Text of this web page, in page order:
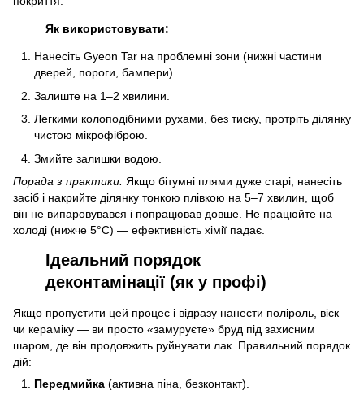
Як використовувати:
Нанесіть Gyeon Tar на проблемні зони (нижні частини
дверей, пороги, бампери).
Залиште на 1–2 хвилини.
Легкими колоподібними рухами, без тиску, протріть ділянку
чистою мікрофіброю.
Змийте залишки водою.
Порада з практики: Якщо бітумні плями дуже старі, нанесіть
засіб і накрийте ділянку тонкою плівкою на 5–7 хвилин, щоб
він не випаровувався і попрацював довше. Не працюйте на
холоді (нижче 5°C) — ефективність хімії падає.
Ідеальний порядок
деконтамінації (як у профі)
Якщо пропустити цей процес і відразу нанести поліроль, віск
чи кераміку — ви просто «замуруєте» бруд під захисним
шаром, де він продовжить руйнувати лак. Правильний порядок
дій:
Передмийка (активна піна, безконтакт).